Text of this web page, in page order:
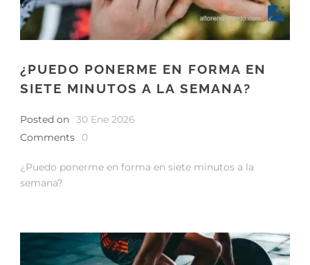
¿PUEDO PONERME EN FORMA EN
SIETE MINUTOS A LA SEMANA?
Posted on 30 Ene 2026
Comments
0
¿Puedo ponerme en forma en siete minutos a la
semana?